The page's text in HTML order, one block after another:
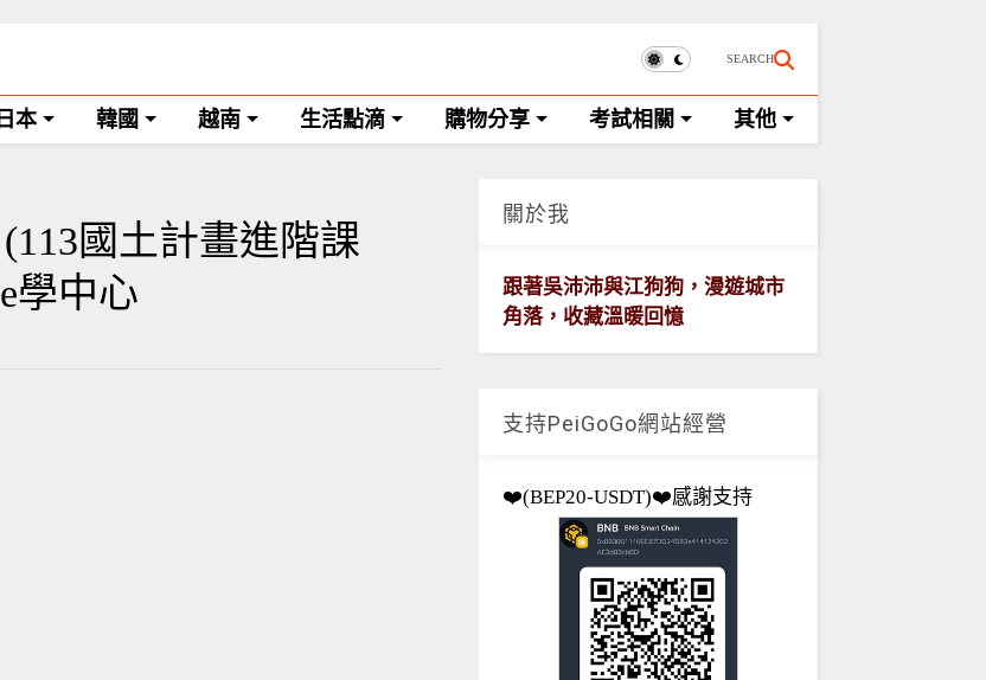
SEARCH
日本 韓國 越南 生活點滴 購物分享 考試相關 其他
國土計畫進階課
學中心
關於我
跟著吳沛沛與江狗狗，漫遊城市
角落，收藏溫暖回憶
支持PeiGoGo網站經營
❤️(BEP20-USDT)❤️感謝支持